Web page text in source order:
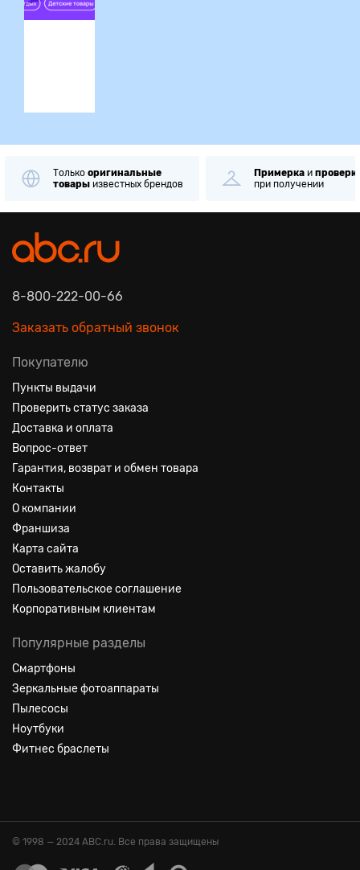
Только оригинальные
товары известных брендов
Примерка и
при получении
8-800-222-00-66
Заказать обратный звонок
Покупателю
Пункты выдачи
Проверить статус заказа
Доставка и оплата
Вопрос-ответ
Гарантия, возврат и обмен товара
Контакты
О компании
Франшиза
Карта сайта
Оставить жалобу
Пользовательское соглашение
Корпоративным клиентам
Популярные разделы
Смартфоны
Зеркальные фотоаппараты
Пылесосы
Ноутбуки
Фитнес браслеты
© 1998 — 2024 ABC.ru. Все права защищены